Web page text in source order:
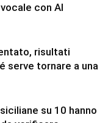
con AI
risultati
serve tornare a una
su 10 hanno